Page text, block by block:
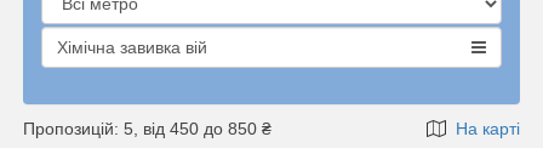
Хімічна завивка вій
Пропозицій: 5, від 450 до 850 ₴ На карті